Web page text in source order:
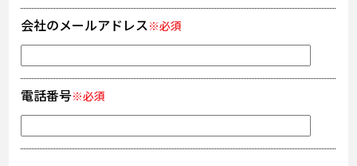
会社のメールアドレス※必須
電話番号※必須